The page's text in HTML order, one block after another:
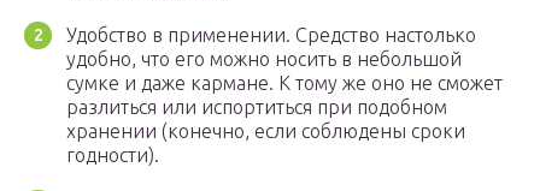
Удобство в применении. Средство настолько
удобно, что его можно носить в небольшой
сумке и даже кармане. К тому же оно не сможет
разлиться или испортиться при подобном
хранении (конечно, если соблюдены сроки
годности).